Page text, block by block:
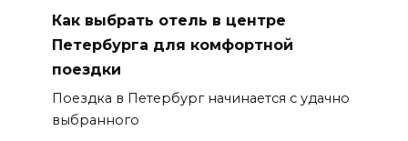
Как выбрать отель в центре
Петербурга для комфортной
поездки
Поездка в Петербург начинается с удачно
выбранного